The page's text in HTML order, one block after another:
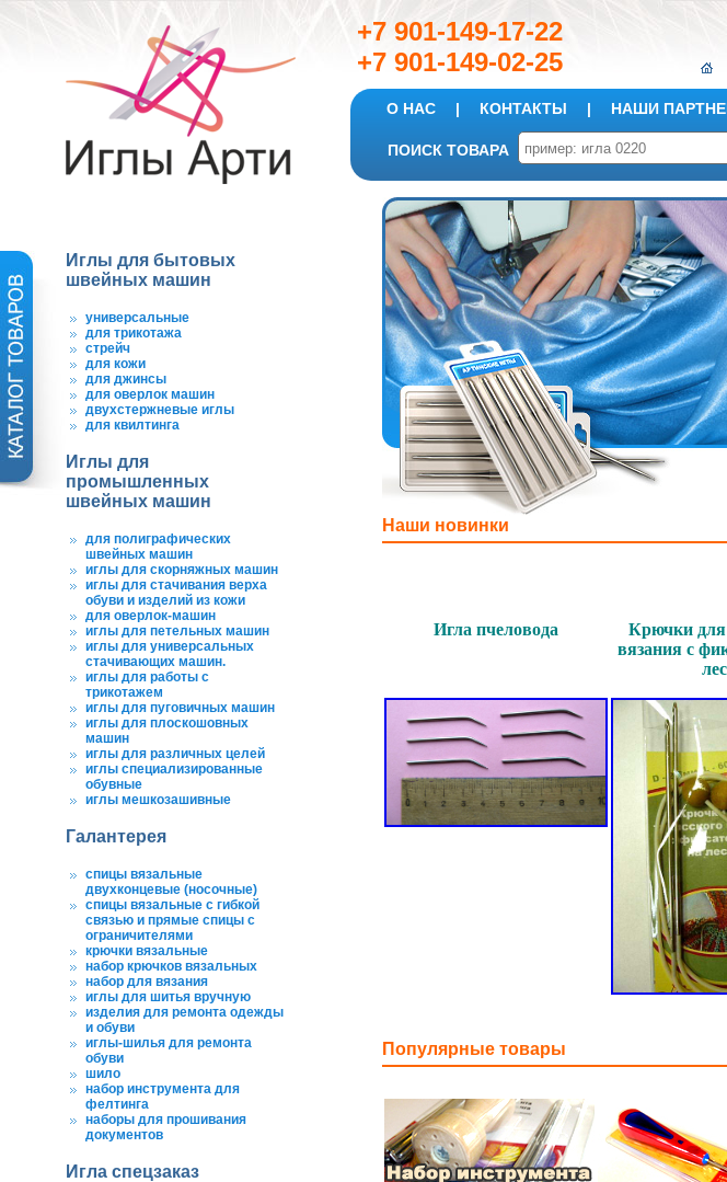
+7 901-149-17-22
+7 901-149-02-25
О НАС | КОНТАКТЫ | НАШИ
ПОИСК ТОВАРА
Иглы для бытовых
швейных машин
универсальные
для трикотажа
стрейч
для кожи
для джинсы
для оверлок машин
двухстержневые иглы
для квилтинга
Иглы для
промышленных
швейных машин
для полиграфических
швейных машин
иглы для скорняжных машин
иглы для стачивания верха
обуви и изделий из кожи
для оверлок-машин
иглы для петельных машин
иглы для универсальных
стачивающих машин.
иглы для работы с
трикотажем
иглы для пуговичных машин
иглы для плоскошовных
машин
иглы для различных целей
иглы специализированные
обувные
иглы мешкозашивные
Галантерея
спицы вязальные
двухконцевые (носочные)
спицы вязальные с гибкой
связью и прямые спицы с
ограничителями
крючки вязальные
набор крючков вязальных
набор для вязания
иглы для шитья вручную
изделия для ремонта одежды
и обуви
иглы-шилья для ремонта
обуви
шило
набор инструмента для
фелтинга
наборы для прошивания
документов
Игла спецзаказ
Наши новинки
Игла пчеловода
Крючки для
вязания с
Популярные товары